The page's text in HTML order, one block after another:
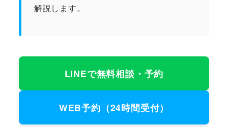
解説します。
LINEで無料相談・予約
WEB予約（24時間受付）